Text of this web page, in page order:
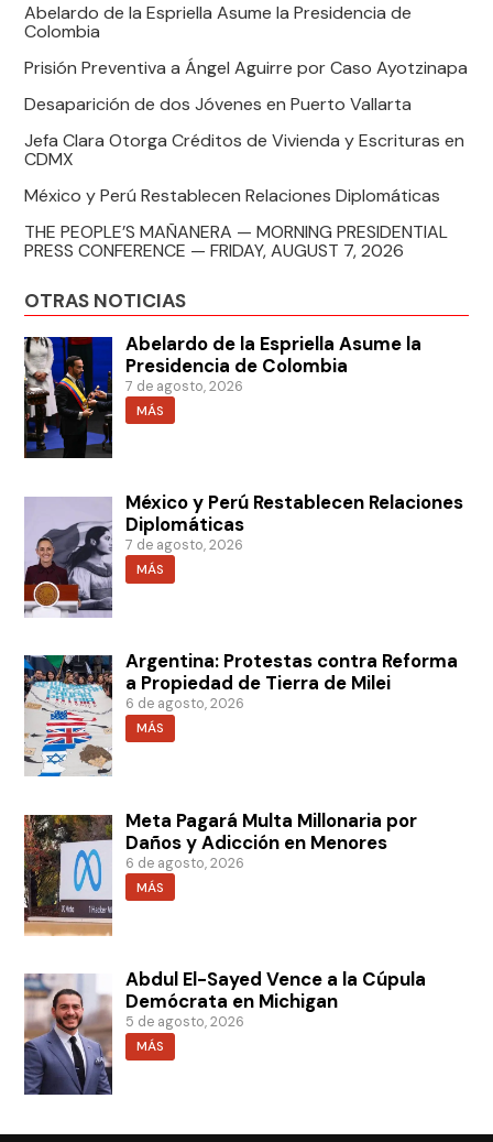
Abelardo de la Espriella Asume la Presidencia de
Colombia
Prisión Preventiva a Ángel Aguirre por Caso Ayotzinapa
Desaparición de dos Jóvenes en Puerto Vallarta
Jefa Clara Otorga Créditos de Vivienda y Escrituras en
CDMX
México y Perú Restablecen Relaciones Diplomáticas
THE PEOPLE’S MAÑANERA — MORNING PRESIDENTIAL
PRESS CONFERENCE — FRIDAY, AUGUST 7, 2026
OTRAS NOTICIAS
Abelardo de la Espriella Asume la
Presidencia de Colombia
7 de agosto, 2026
MÁS
México y Perú Restablecen Relaciones
Diplomáticas
7 de agosto, 2026
MÁS
Argentina: Protestas contra Reforma
a Propiedad de Tierra de Milei
6 de agosto, 2026
MÁS
Meta Pagará Multa Millonaria por
Daños y Adicción en Menores
6 de agosto, 2026
MÁS
Abdul El-Sayed Vence a la Cúpula
Demócrata en Michigan
5 de agosto, 2026
MÁS